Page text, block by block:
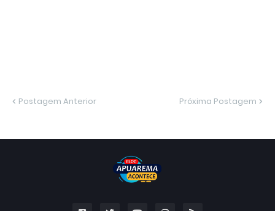
Postagem Anterior Próxima Postagem